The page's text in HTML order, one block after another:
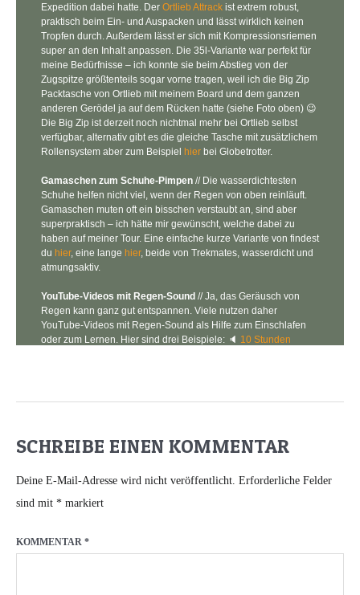
SCHREIBE EINEN KOMMENTAR
Deine E-Mail-Adresse wird nicht veröffentlicht. Erforderliche Felder
sind mit * markiert
KOMMENTAR *